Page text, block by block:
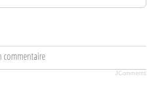
commentaire
JComments